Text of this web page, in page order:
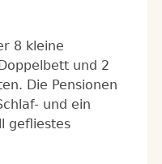
8 kleine
und 2
Die Pensionen
und ein
geﬂiestes